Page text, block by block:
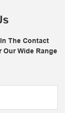
The Contact
Our Wide Range